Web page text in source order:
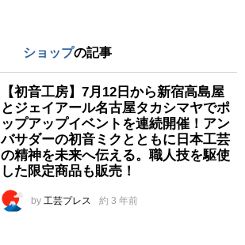
ショップの記事
【初音工房】7月12日から新宿高島屋
とジェイアール名古屋タカシマヤでポ
ップアップイベントを連続開催！アン
バサダーの初音ミクとともに日本工芸
の精神を未来へ伝える。職人技を駆使
した限定商品も販売！
by 工芸プレス 約 3 年前